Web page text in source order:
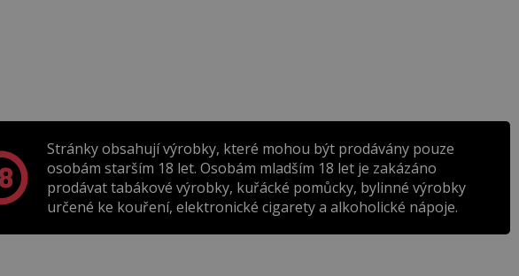
Stránky obsahují výrobky, které mohou být prodávány pouze
osobám starším 18 let. Osobám mladším 18 let je zakázáno
prodávat tabákové výrobky, kuřácké pomůcky, bylinné výrobky
určené ke kouření, elektronické cigarety a alkoholické nápoje.